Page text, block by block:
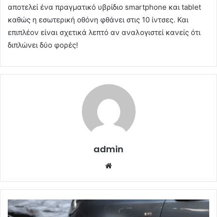
αποτελεί ένα πραγματικό υβρίδιο smartphone και tablet
καθώς η εσωτερική οθόνη φθάνει στις 10 ίντσες. Και
επιπλέον είναι σχετικά λεπτό αν αναλογιστεί κανείς ότι
διπλώνει δύο φορές!
admin